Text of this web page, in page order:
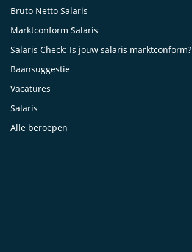
Bruto Netto Salaris
Marktconform Salaris
Salaris Check: Is jouw salaris marktconform?
Baansuggestie
Vacatures
Salaris
Alle beroepen